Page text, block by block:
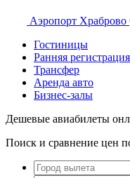
Аэропорт Храброво
Гостиницы
Ранняя регистрация
Трансфер
Аренда авто
Бизнес-залы
Дешевые авиабилеты
Поиск и сравнение цен